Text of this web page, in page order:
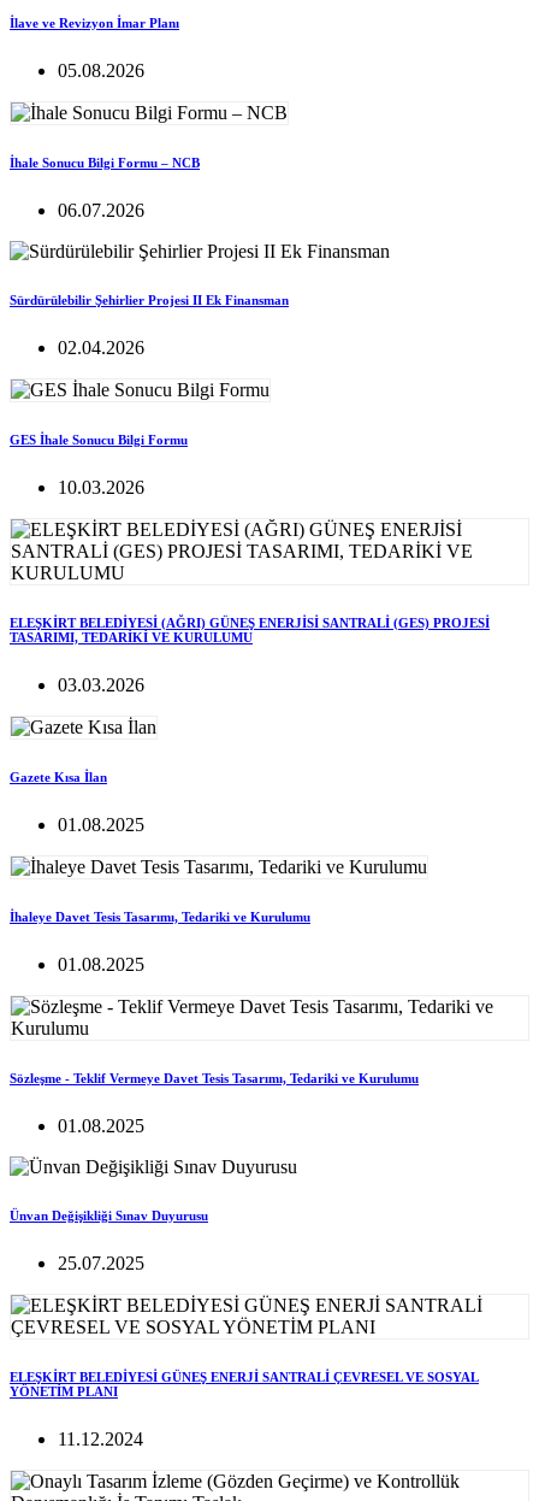
İlave ve Revizyon İmar Planı
05.08.2026
İhale Sonucu Bilgi Formu – NCB
06.07.2026
Sürdürülebilir Şehirlier Projesi II Ek Finansman
02.04.2026
GES İhale Sonucu Bilgi Formu
10.03.2026
ELEŞKİRT BELEDİYESİ (AĞRI) GÜNEŞ ENERJİSİ SANTRALİ (GES) PROJESİ
TASARIMI, TEDARİKİ VE KURULUMU
03.03.2026
Gazete Kısa İlan
01.08.2025
İhaleye Davet Tesis Tasarımı, Tedariki ve Kurulumu
01.08.2025
Sözleşme - Teklif Vermeye Davet Tesis Tasarımı, Tedariki ve Kurulumu
01.08.2025
Ünvan Değişikliği Sınav Duyurusu
25.07.2025
ELEŞKİRT BELEDİYESİ GÜNEŞ ENERJİ SANTRALİ ÇEVRESEL VE SOSYAL
YÖNETİM PLANI
11.12.2024